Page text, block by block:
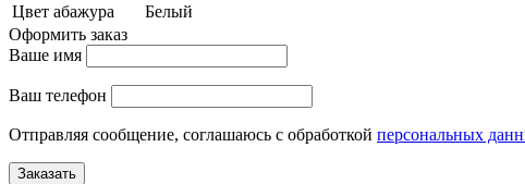
Цвет абажура
Белый
Оформить заказ
Ваше имя
Ваш телефон
Отправляя сообщение, соглашаюсь с обработкой персональных
Заказать